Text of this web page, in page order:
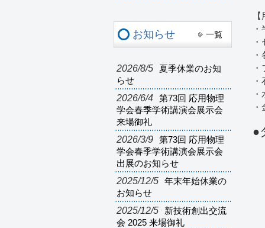
●
お知らせ 一覧
2026/8/5
夏季休業のお知
らせ
2026/6/4
第73回 応用物理
学会春季学術講演会展示会
来場御礼
2026/3/9
第73回 応用物理
学会春季学術講演会展示会
出展のお知らせ
2025/12/5
年末年始休業の
お知らせ
2025/12/5
新技術創出交流
会 2025 来場御礼